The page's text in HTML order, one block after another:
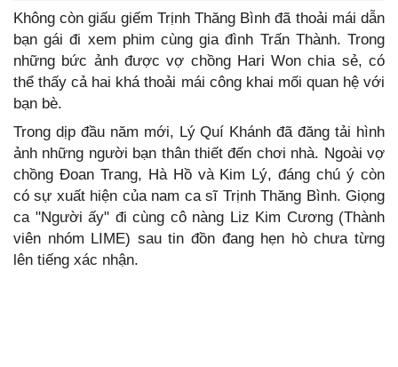
Không còn giấu giếm Trịnh Thăng Bình đã thoải mái dẫn
bạn gái đi xem phim cùng gia đình Trấn Thành. Trong
những bức ảnh được vợ chồng Hari Won chia sẻ, có
thể thấy cả hai khá thoải mái công khai mối quan hệ với
bạn bè.
Trong dịp đầu năm mới, Lý Quí Khánh đã đăng tải hình
ảnh những người bạn thân thiết đến chơi nhà. Ngoài vợ
chồng Đoan Trang, Hà Hồ và Kim Lý, đáng chú ý còn
có sự xuất hiện của nam ca sĩ Trịnh Thăng Bình. Giọng
ca "Người ấy" đi cùng cô nàng Liz Kim Cương (Thành
viên nhóm LIME) sau tin đồn đang hẹn hò chưa từng
lên tiếng xác nhận.